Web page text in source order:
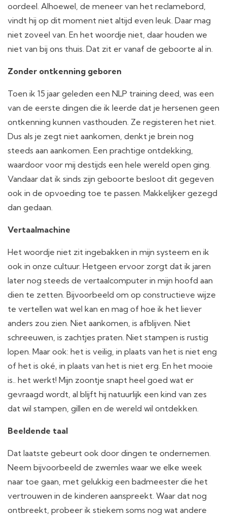
oordeel. Alhoewel, de meneer van het reclamebord,
vindt hij op dit moment niet altijd even leuk. Daar mag
niet zoveel van. En het woordje niet, daar houden we
niet van bij ons thuis. Dat zit er vanaf de geboorte al in.
Zonder ontkenning geboren
Toen ik 15 jaar geleden een NLP training deed, was een
van de eerste dingen die ik leerde dat je hersenen geen
ontkenning kunnen vasthouden. Ze registeren het niet.
Dus als je zegt niet aankomen, denkt je brein nog
steeds aan aankomen. Een prachtige ontdekking,
waardoor voor mij destijds een hele wereld open ging.
Vandaar dat ik sinds zijn geboorte besloot dit gegeven
ook in de opvoeding toe te passen. Makkelijker gezegd
dan gedaan.
Vertaalmachine
Het woordje niet zit ingebakken in mijn systeem en ik
ook in onze cultuur. Hetgeen ervoor zorgt dat ik jaren
later nog steeds de vertaalcomputer in mijn hoofd aan
dien te zetten. Bijvoorbeeld om op constructieve wijze
te vertellen wat wel kan en mag of hoe ik het liever
anders zou zien. Niet aankomen, is afblijven. Niet
schreeuwen, is zachtjes praten. Niet stampen is rustig
lopen. Maar ook: het is veilig, in plaats van het is niet eng
of het is oké, in plaats van het is niet erg. En het mooie
is.. het werkt! Mijn zoontje snapt heel goed wat er
gevraagd wordt, al blijft hij natuurlijk een kind van zes
dat wil stampen, gillen en de wereld wil ontdekken.
Beeldende taal
Dat laatste gebeurt ook door dingen te ondernemen.
Neem bijvoorbeeld de zwemles waar we elke week
naar toe gaan, met gelukkig een badmeester die het
vertrouwen in de kinderen aanspreekt. Waar dat nog
ontbreekt, probeer ik stiekem soms nog wat andere